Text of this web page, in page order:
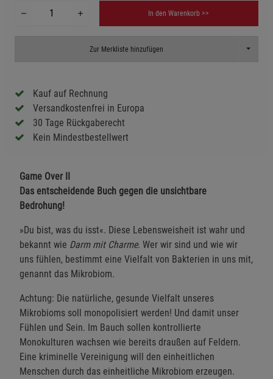
In den Warenkorb >>
Zur Merkliste hinzufügen Toggle
Kauf auf Rechnung
Versandkostenfrei in Europa
30 Tage Rückgaberecht
Kein Mindestbestellwert
Game Over II
Das entscheidende Buch gegen die unsichtbare
Bedrohung!
»Du bist, was du isst«. Diese Lebensweisheit ist wahr und
bekannt wie Darm mit Charme. Wer wir sind und wie wir
uns fühlen, bestimmt eine Vielfalt von Bakterien in uns mit,
genannt das Mikrobiom.
Achtung: Die natürliche, gesunde Vielfalt unseres
Mikrobioms soll monopolisiert werden! Und damit unser
Fühlen und Sein. Im Bauch sollen kontrollierte
Monokulturen wachsen wie bereits draußen auf Feldern.
Eine kriminelle Vereinigung will den einheitlichen
Menschen durch das einheitliche Mikrobiom erzeugen.